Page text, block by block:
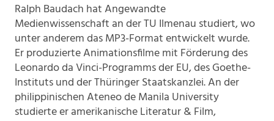
Ralph Baudach hat Angewandte
Medienwissenschaft an der TU Ilmenau studiert, wo
unter anderem das MP3-Format entwickelt wurde.
Er produzierte Animationsfilme mit Förderung des
Leonardo da Vinci-Programms der EU, des Goethe-
Instituts und der Thüringer Staatskanzlei. An der
philippinischen Ateneo de Manila University
studierte er amerikanische Literatur & Film,